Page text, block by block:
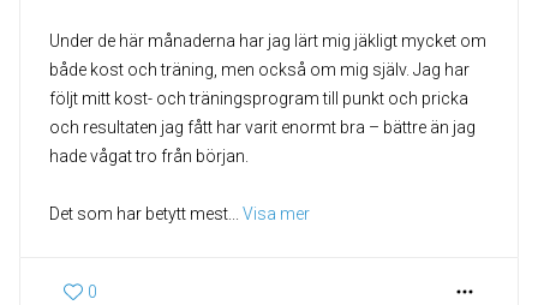
Under de här månaderna har jag lärt mig jäkligt mycket om
både kost och träning, men också om mig själv. Jag har
följt mitt kost- och träningsprogram till punkt och pricka
och resultaten jag fått har varit enormt bra – bättre än jag
hade vågat tro från början.
Det som har betytt mest Visa mer
0